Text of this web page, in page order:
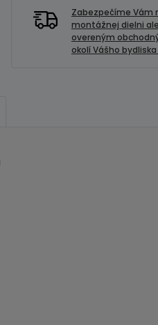
volante-
OPEL
Zabezpečíme
montážnej dielni
overeným
okolí Vášho bydliska